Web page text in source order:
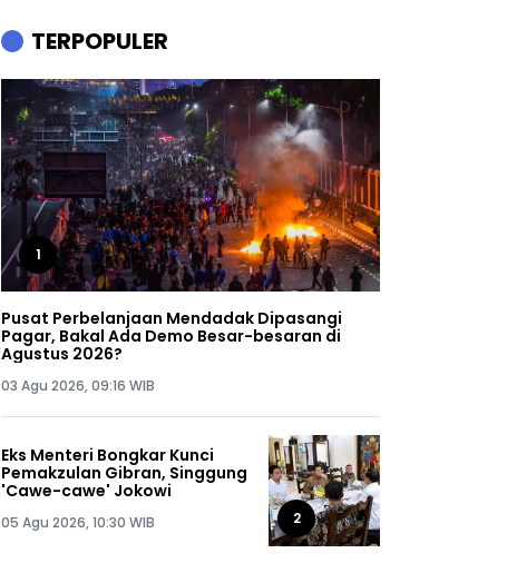
TERPOPULER
1
Pusat Perbelanjaan Mendadak Dipasangi
Pagar, Bakal Ada Demo Besar-besaran di
Agustus 2026?
03 Agu 2026, 09:16 WIB
Eks Menteri Bongkar Kunci
Pemakzulan Gibran, Singgung
'Cawe-cawe' Jokowi
05 Agu 2026, 10:30 WIB 2